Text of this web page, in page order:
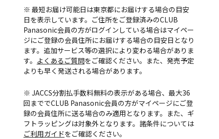
※ 最短お届け可能日は東京都にお届けする場合の目安
日を表示しています。ご住所をご登録済みのCLUB
Panasonic会員の方がログインしている場合はマイペー
ジにご登録の会員住所にお届けする場合の目安日となり
ます。追加サービス等の選択により変わる場合がありま
す。 よくあるご質問をご確認ください。また、発売予定
よりも早く発送される場合があります。
※ JACCS分割払手数料無料の表示がある場合、最大36
回まででCLUB Panasonic会員の方がマイページにご登
録の会員住所に送る場合のみ適用となります。また、ギ
フトラッピングは対象外となります。諸条件については
ご利用ガイドをご確認ください。